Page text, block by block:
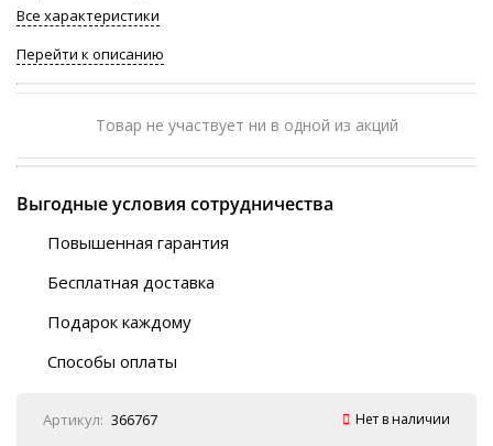
Все характеристики
Перейти к описанию
Товар не участвует ни в одной из акций
Выгодные условия сотрудничества
Повышенная гарантия
Бесплатная доставка
Автобусы (по ЮФО)
“BlaBlaCar” (по ЮФО)
Подарок каждому
Способы оплаты
Наличные
Артикул: 366767 Нет в наличии